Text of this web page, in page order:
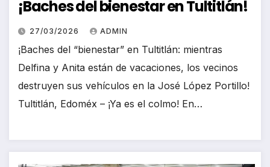
¡Baches del bienestar en Tultitlán!
27/03/2026 ADMIN
¡Baches del “bienestar” en Tultitlán: mientras
Delfina y Anita están de vacaciones, los vecinos
destruyen sus vehículos en la José López Portillo!
Tultitlán, Edoméx – ¡Ya es el colmo! En…